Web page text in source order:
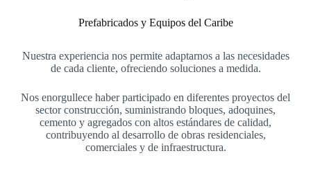
Prefabricados y Equipos del Caribe
Nuestra experiencia nos permite adaptarnos a las necesidades
de cada cliente, ofreciendo soluciones a medida.
Nos enorgullece haber participado en diferentes proyectos del
sector construcción, suministrando bloques, adoquines,
cemento y agregados con altos estándares de calidad,
contribuyendo al desarrollo de obras residenciales,
comerciales y de infraestructura.